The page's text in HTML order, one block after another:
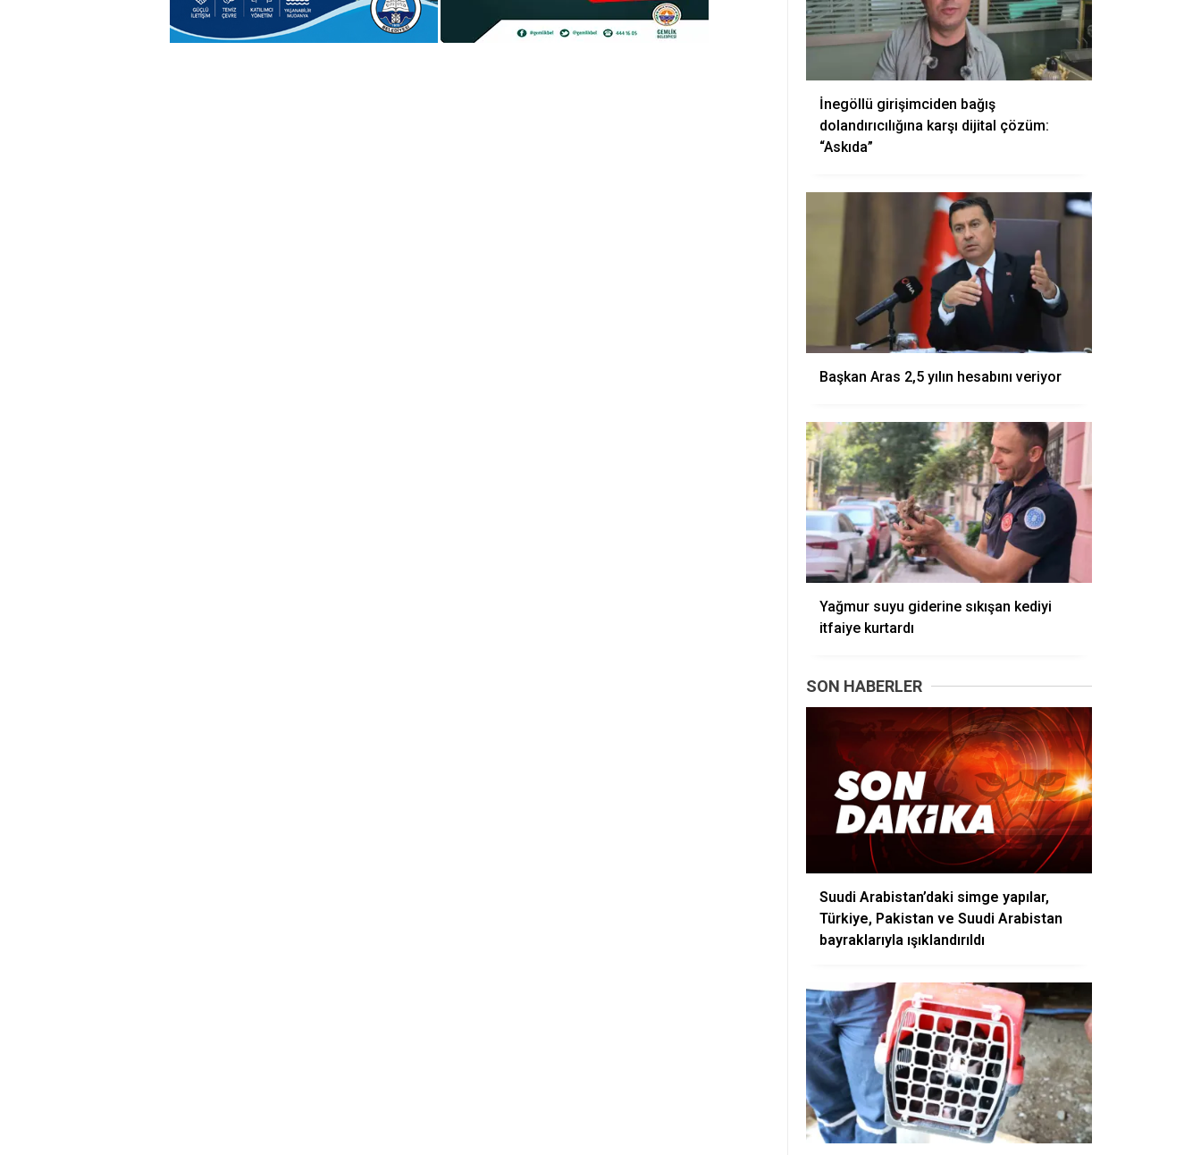
İnegöllü girişimciden bağış
dolandırıcılığına karşı dijital çözüm:
“Askıda”
Başkan Aras 2,5 yılın hesabını veriyor
Yağmur suyu giderine sıkışan kediyi
itfaiye kurtardı
SON HABERLER
Suudi Arabistan’daki simge yapılar,
Türkiye, Pakistan ve Suudi Arabistan
bayraklarıyla ışıklandırıldı